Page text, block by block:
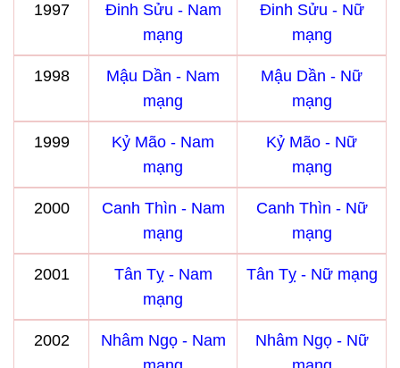
1997
Đinh Sửu - Nam
mạng
Đinh Sửu - Nữ
mạng
1998
Mậu Dần - Nam
mạng
Mậu Dần - Nữ
mạng
1999
Kỷ Mão - Nam
mạng
Kỷ Mão - Nữ
mạng
2000
Canh Thìn - Nam
mạng
Canh Thìn - Nữ
mạng
2001
Tân Tỵ - Nam
mạng
Tân Tỵ - Nữ mạng
2002
Nhâm Ngọ - Nam
Nhâm Ngọ - Nữ